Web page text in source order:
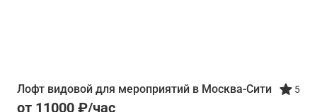
Лофт видовой для мероприятий в Москва-Сити
от 11000 ₽/час
5